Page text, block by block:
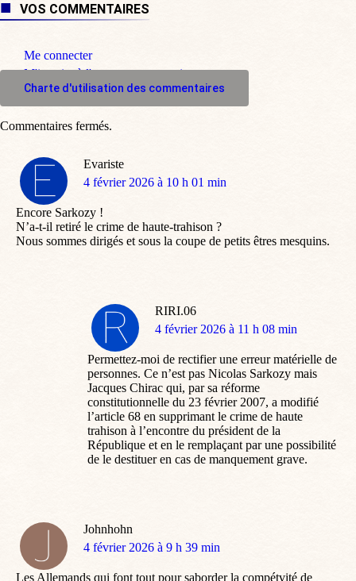
VOS COMMENTAIRES
Me connecter
M'inscrire à l'espace commentaire
Charte d'utilisation des commentaires
Evariste
dit
4 février 2026 à 10 h 01 min
Encore Sarkozy !
N’a-t-il retiré le crime de haute-trahison ?
Nous sommes dirigés et sous la coupe de petits êtres mesquins.
RIRI.06
dit
4 février 2026 à 11 h 08 min
Permettez-moi de rectifier une erreur matérielle de
personnes. Ce n’est pas Nicolas Sarkozy mais
Jacques Chirac qui, par sa réforme
constitutionnelle du 23 février 2007, a modifié
l’article 68 en supprimant le crime de haute
trahison à l’encontre du président de la
République et en le remplaçant par une possibilité
de le destituer en cas de manquement grave.
Johnhohn
dit
4 février 2026 à 9 h 39 min
Les Allemands qui font tout pour saborder la compétvité de
Commentaires fermés.